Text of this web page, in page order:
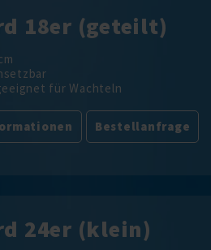
18er (geteilt)
für Wachteln
Bestellanfrage
24er (klein)